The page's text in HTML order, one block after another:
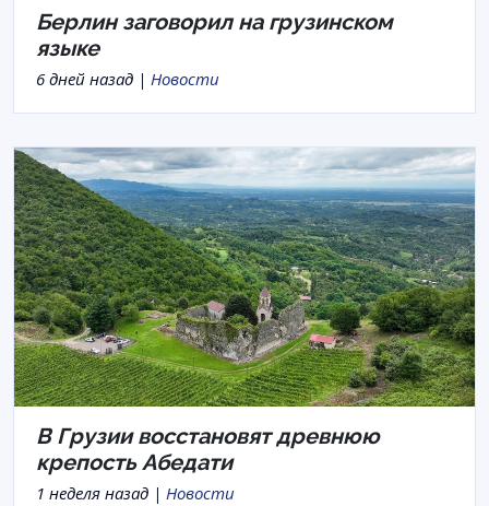
Берлин заговорил на грузинском
языке
6 дней назад | Новости
В Грузии восстановят древнюю
крепость Абедати
1 неделя назад | Новости